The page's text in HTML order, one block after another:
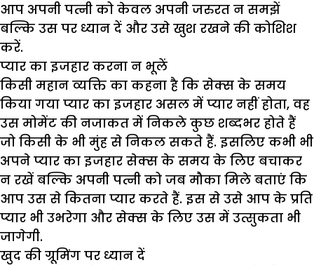
आप अपनी पत्नी को केवल अपनी जरुरत न समझें
बल्कि उस पर ध्यान दें और उसे खुश रखने की कोशिश
करें.
प्यार का इजहार करना न भूलें
किसी महान व्यक्ति का कहना है कि सेक्स के समय
किया गया प्यार का इजहार असल में प्यार नहीं होता, वह
उस मोमेंट की नजाकत में निकले कुछ शब्दभर होते हैं
जो किसी के भी मुंह से निकल सकते हैं. इसलिए कभी भी
अपने प्यार का इजहार सेक्स के समय के लिए बचाकर
न रखें बल्कि अपनी पत्नी को जब मौका मिले बताएं कि
आप उस से कितना प्यार करते हैं. इस से उसे आप के प्रति
प्यार भी उभरेगा और सेक्स के लिए उस में उत्सुकता भी
जागेगी.
खुद की ग्रूमिंग पर ध्यान दें